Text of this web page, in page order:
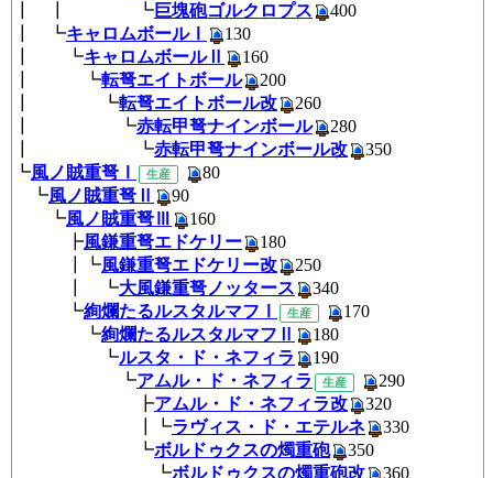
┃ ┃ ┗巨塊砲ゴルクロプス
400
┃ ┗キャロムボールⅠ
130
┃ ┗キャロムボールⅡ
160
┃ ┗転弩エイトボール
200
┃ ┗転弩エイトボール改
260
┃ ┗赤転甲弩ナインボール
280
┃ ┗赤転甲弩ナインボール改
┗風ノ賊重弩Ⅰ 生産
80
┗風ノ賊重弩Ⅱ
90
┗風ノ賊重弩Ⅲ
160
┣風鎌重弩エドケリー
180
┃┗風鎌重弩エドケリー改
250
┃ ┗大風鎌重弩ノッタース
340
┗絢爛たるルスタルマフⅠ 生産
┗絢爛たるルスタルマフⅡ
┗ルスタ・ド・ネフィラ
190
┗アムル・ド・ネフィラ 生産
┣アムル・ド・ネフィラ改
┃┗ラヴィス・ド・エテルネ
┗ボルドゥクスの燭重砲
350
┗ボルドゥクスの燭重砲改